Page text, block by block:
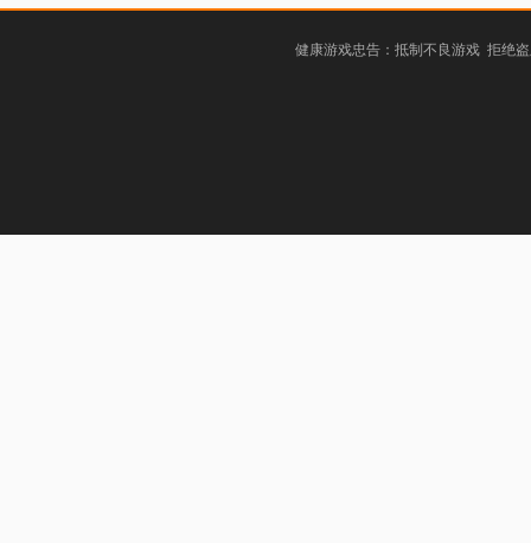
健康游戏忠告：抵制不良游戏 拒绝